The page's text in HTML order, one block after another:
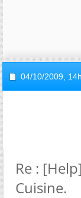
04/10/2009,
Re :
Cuisine.